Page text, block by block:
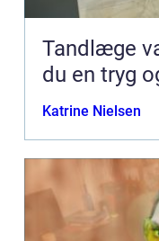
Tandlæge vanløse
du en tryg
Katrine Nielsen